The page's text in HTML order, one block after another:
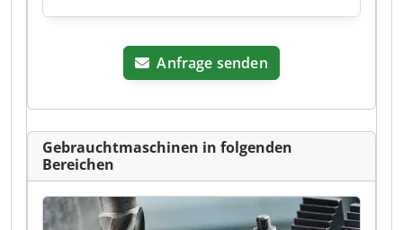
Anfrage senden
Gebrauchtmaschinen in folgenden
Bereichen